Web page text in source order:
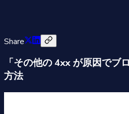
Share
「その他の 4xx が原因でブ
方法